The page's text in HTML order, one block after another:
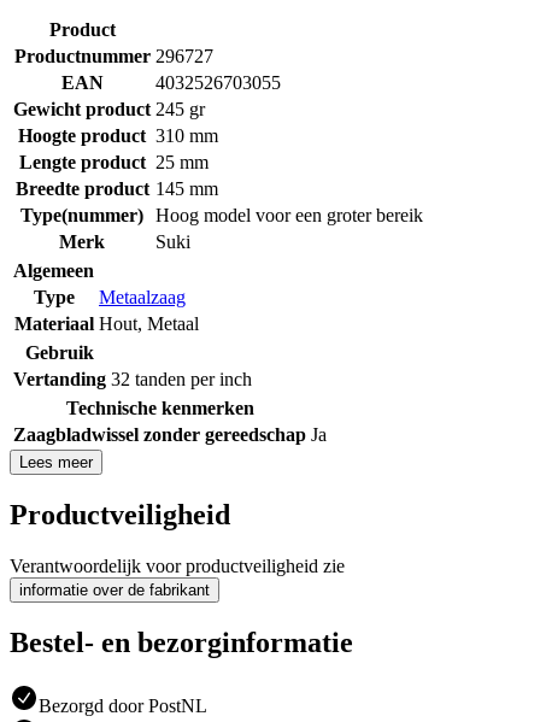
Product
Productnummer 296727
EAN
4032526703055
Gewicht product 245 gr
Hoogte product 310 mm
Lengte product 25 mm
Breedte product 145 mm
Type(nummer) Hoog model voor een groter bereik
Merk
Suki
Algemeen
Type
Metaalzaag
Materiaal Hout, Metaal
Gebruik
Vertanding 32 tanden per inch
Technische kenmerken
Zaagbladwissel zonder gereedschap Ja
Lees meer
Productveiligheid
Verantwoordelijk voor productveiligheid zie
informatie over de fabrikant
Bestel- en bezorginformatie
Bezorgd door PostNL